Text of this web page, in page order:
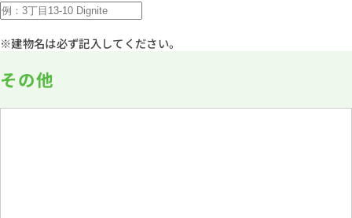
※建物名は必ず記入してください。
その他